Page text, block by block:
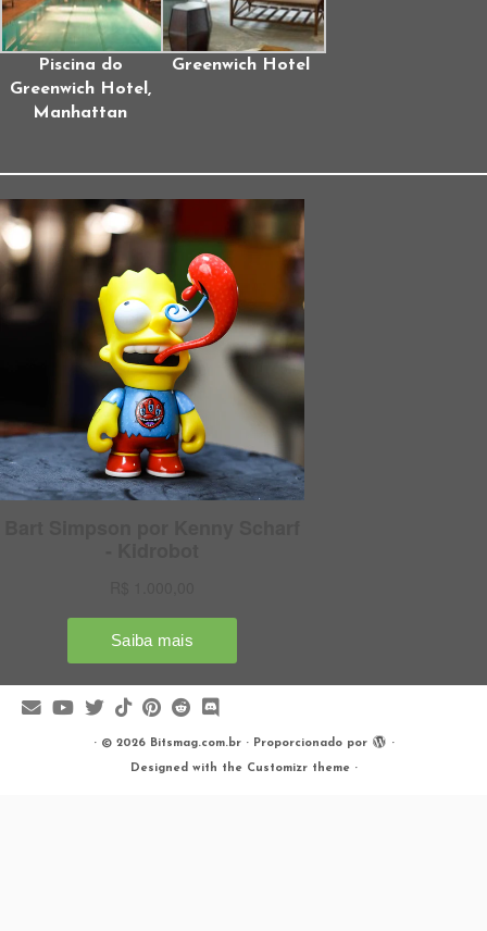
Piscina do
Greenwich Hotel,
Manhattan
Greenwich Hotel
· © 2026 Bitsmag.com.br· Proporcionado por ·
Designed with the Customizr theme ·